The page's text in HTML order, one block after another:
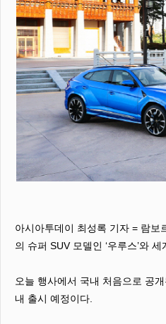
아시아투데이 최성록 기자 = 람보
의 슈퍼 SUV 모델인 ‘우루스’와
오늘 행사에서 국내 처음으로 공
내 출시 예정이다.